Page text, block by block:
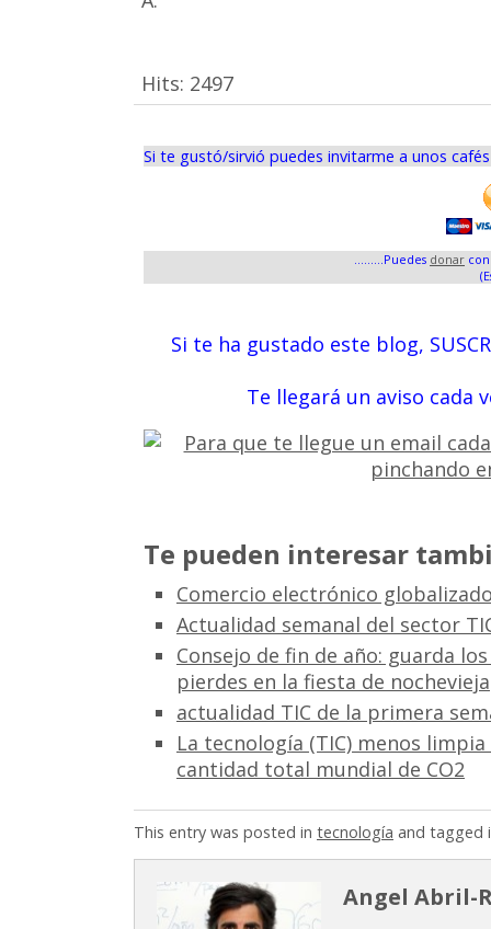
Hits: 2497
Si te gustó/sirvió puedes invitarme a unos
.........Puedes donar
Si te ha gustado este blog,
Te llegará un aviso cada
Te pueden interesar
Comercio electrónico
Actualidad semanal del sector
Consejo de fin de año: guarda
pierdes en la fiesta de nochevieja
actualidad TIC de la primera
La tecnología (TIC) menos
cantidad total mundial de CO2
This entry was posted in tecnología and tagged
Angel Abril-